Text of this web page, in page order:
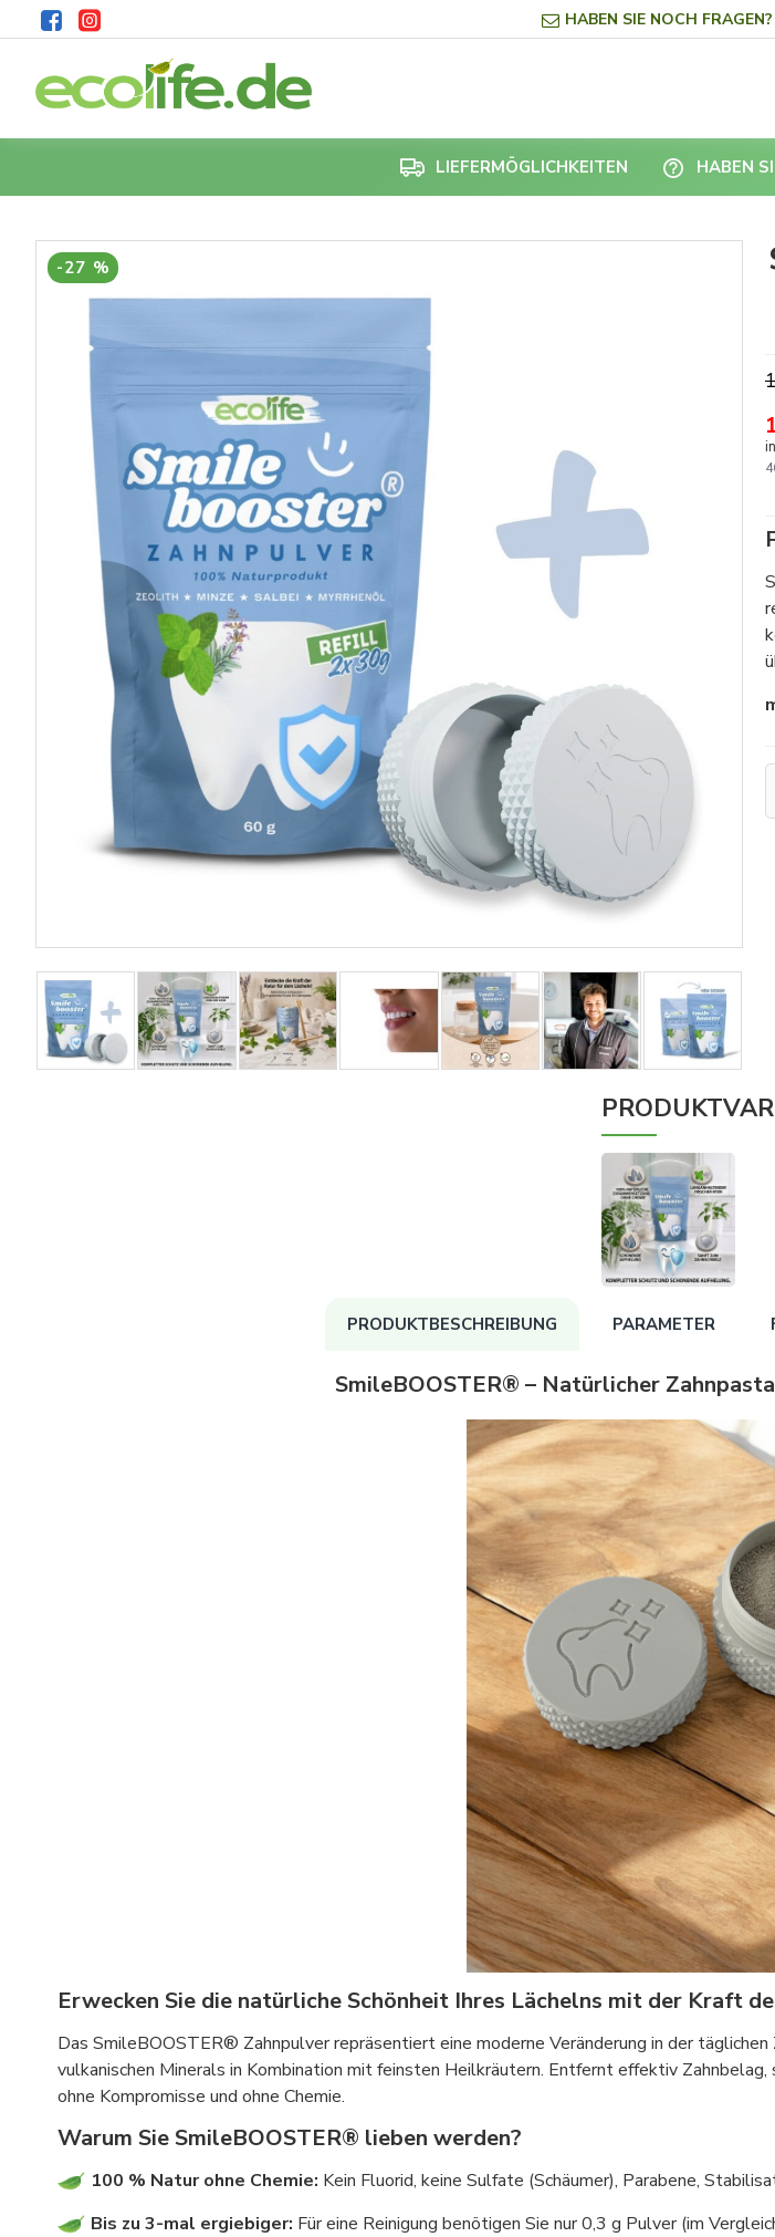
HABEN SIE NOCH
LIEFERMÖGLICHKEITEN HABEN
-27 %
PRODUKTBESCHREIBUNG PARAMETER
SmileBOOSTER® – Natürlicher
Erwecken Sie die natürliche Schönheit Ihres Lächelns mit der Kraft
Das SmileBOOSTER® Zahnpulver repräsentiert eine moderne Veränderung in der
vulkanischen Minerals in Kombination mit feinsten Heilkräutern. Entfernt effektiv
ohne Kompromisse und ohne Chemie.
Warum Sie SmileBOOSTER® lieben werden?
100 % Natur ohne Chemie: Kein Fluorid, keine Sulfate (Schäumer), Parabene,
Bis zu 3-mal ergiebiger: Für eine Reinigung benötigen Sie nur 0,3 g Pulver (im